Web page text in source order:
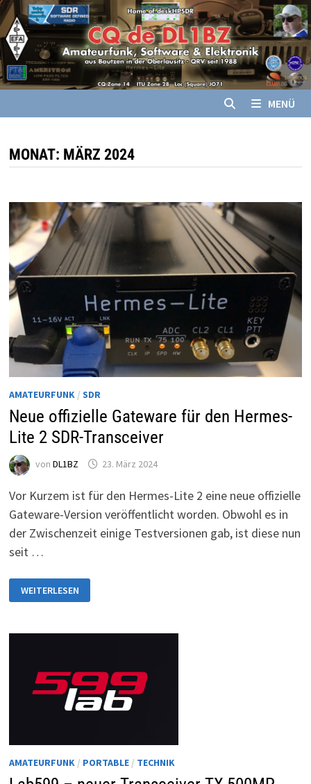
Zum
Inhalt
springen
MENÜ
MONAT: MÄRZ 2024
AMATEURFUNK/ SDR
Neue offizielle Gateware für den Hermes-
Lite 2 SDR-Transceiver
von DL1BZ 23. März 2024
Vor Kurzem ist für den Hermes-Lite 2 eine neue offizielle
Gateware-Version veröffentlicht worden. Obwohl es in
der Zwischenzeit einige Testversionen gab, ist diese nun
seit …
OFFIZIELLE
GATEWARE
HERMES-
TRANSCEIVER
WEITERLESEN
AMATEURFUNK/ PORTABLE/ TECHNIK